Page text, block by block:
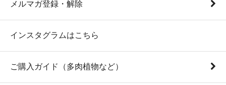
メルマガ登録・解除
インスタグラムはこちら
ご購入ガイド（多肉植物など）